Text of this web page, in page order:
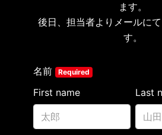
ます。
後日、担当者よりメールに
す。
名前 Required
Last
First name